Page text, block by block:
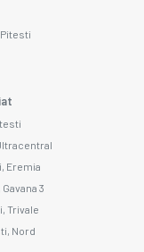
Eremia
3
Trivale
Nord